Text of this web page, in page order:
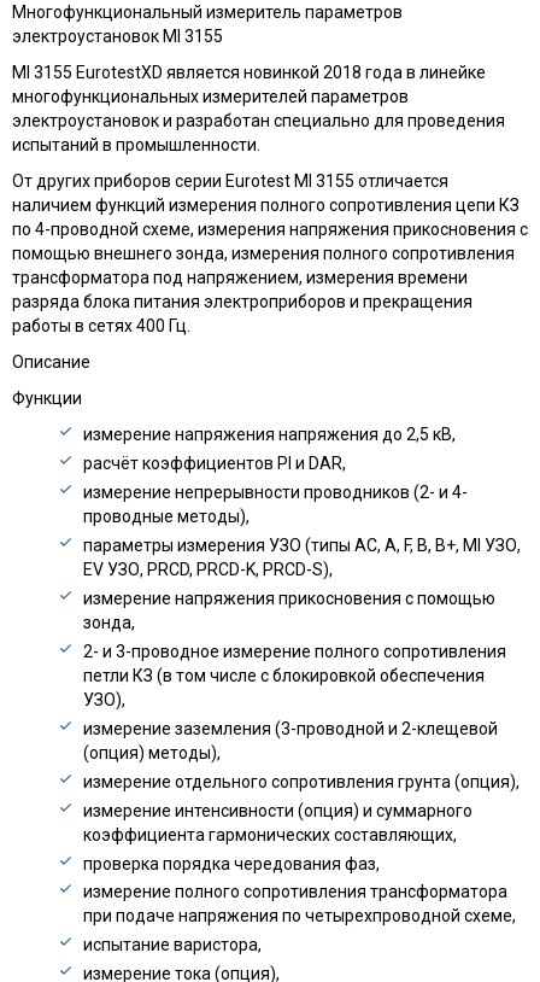
Многофункциональный измеритель параметров
электроустановок MI 3155
MI 3155 EurotestXD является новинкой 2018 года в линейке
многофункциональных измерителей параметров
электроустановок и разработан специально для проведения
испытаний в промышленности.
От других приборов серии Eurotest MI 3155 отличается
наличием функций измерения полного сопротивления цепи КЗ
по 4-проводной схеме, измерения напряжения прикосновения с
помощью внешнего зонда, измерения полного сопротивления
трансформатора под напряжением, измерения времени
разряда блока питания электроприборов и прекращения
работы в сетях 400 Гц.
Описание
Функции
измерение напряжения напряжения до 2,5 кВ,
расчёт коэффициентов PI и DAR,
измерение непрерывности проводников (2- и 4-
проводные методы),
параметры измерения УЗО (типы АС, А, F, В, В+, MI УЗО,
EV УЗО, PRCD, PRCD-K, PRCD-S),
измерение напряжения прикосновения с помощью
зонда,
2- и 3-проводное измерение полного сопротивления
петли КЗ (в том числе с блокировкой обеспечения
УЗО),
измерение заземления (3-проводной и 2-клещевой
(опция) методы),
измерение отдельного сопротивления грунта (опция),
измерение интенсивности (опция) и суммарного
коэффициента гармонических составляющих,
проверка порядка чередования фаз,
измерение полного сопротивления трансформатора
при подаче напряжения по четырехпроводной схеме,
испытание варистора,
измерение тока (опция),